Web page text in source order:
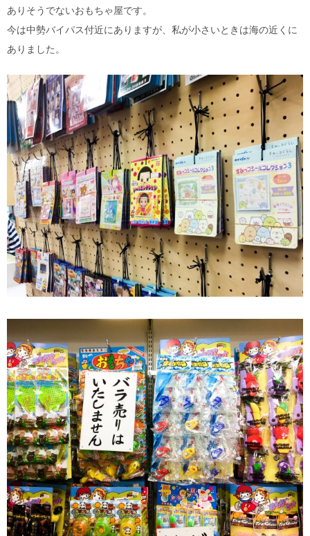
ありそうでないおもちゃ屋です。
今は中勢バイパス付近にありますが、私が小さいときは海の近くに
ありました。